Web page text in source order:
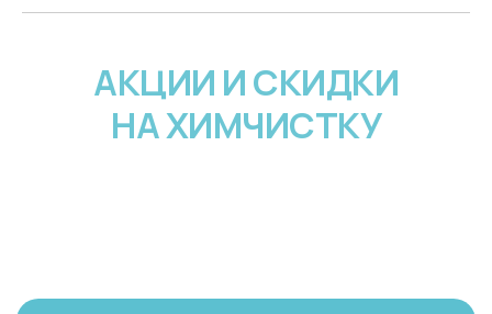
АКЦИИ И СКИДКИ
НА ХИМЧИСТКУ